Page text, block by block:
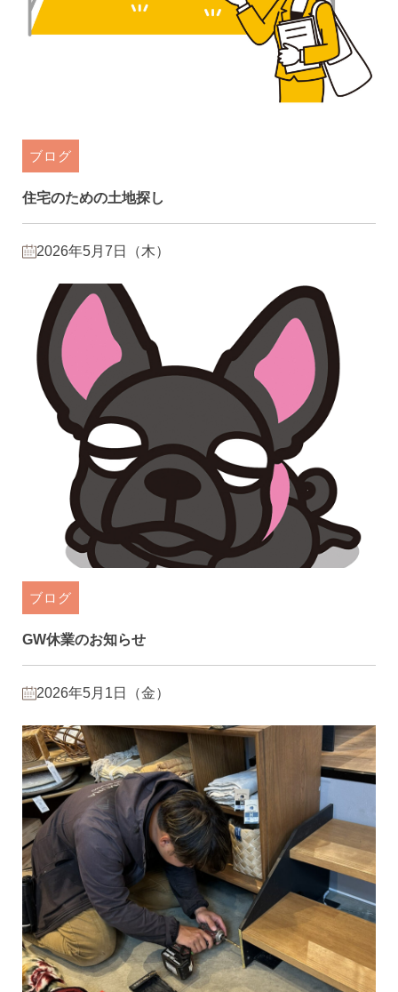
ブログ
住宅のための土地探し
2026年5月7日（木）
ブログ
GW休業のお知らせ
2026年5月1日（金）